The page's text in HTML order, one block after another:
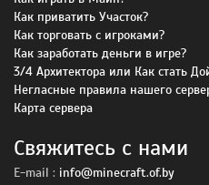
Как приватить Участок?
Как торговать с игроками?
Как заработать деньги в игре?
3/4 Архитектора или Как стать
Негласные правила нашего
Карта сервера
Свяжитесь с нами
E-mail : info@minecraft.of.by